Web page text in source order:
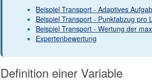
Beispiel Transport - Adaptives
Beispiel Transport - Punktabzug pro
Beispiel Transport - Wertung der
Expertenbewertung
Definition einer Variable